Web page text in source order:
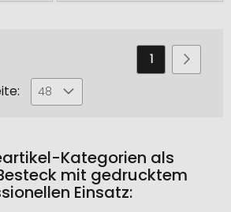
Sie
Seite
1 Seite
2
48
Kategorien als
mit gedrucktem
Einsatz: